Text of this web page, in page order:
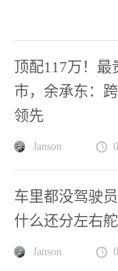
顶配117万！最
市，余承东：
领先
Janson
车里都没驾驶
什么还分左右舵
Janson